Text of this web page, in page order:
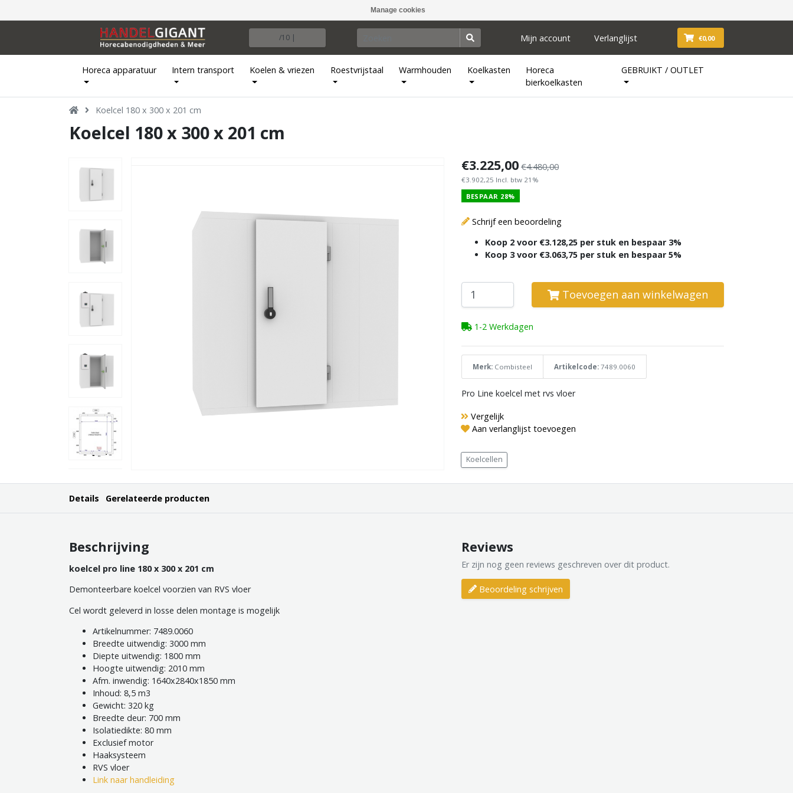
Manage cookies
/10 | Mijn account Verlanglijst €0,00
Horeca apparatuur Intern transport Koelen & vriezen Roestvrijstaal Warmhouden Koelkasten
Horeca
bierkoelkasten
GEBRUIKT / OUTLET
Koelcel 180 x 300 x 201 cm
Koelcel 180 x 300 x 201 cm
€3.225,00 €4.480,00
€3.902,25 Incl. btw 21%
BESPAAR 28%
Schrijf een beoordeling
Koop 2 voor €3.128,25 per stuk en bespaar 3%
Koop 3 voor €3.063,75 per stuk en bespaar 5%
Toevoegen aan winkelwagen
1-2 Werkdagen
Merk: Combisteel Artikelcode: 7489.0060
Pro Line koelcel met rvs vloer
Vergelijk
Aan verlanglijst toevoegen
Koelcellen
Details Gerelateerde producten
Beschrijving
koelcel pro line 180 x 300 x 201 cm
Demonteerbare koelcel voorzien van RVS vloer
Cel wordt geleverd in losse delen montage is mogelijk
Artikelnummer: 7489.0060
Breedte uitwendig: 3000 mm
Diepte uitwendig: 1800 mm
Hoogte uitwendig: 2010 mm
Afm. inwendig: 1640x2840x1850 mm
Inhoud: 8,5 m3
Gewicht: 320 kg
Breedte deur: 700 mm
Isolatiedikte: 80 mm
Exclusief motor
Haaksysteem
RVS vloer
Link naar handleiding
Reviews
Er zijn nog geen reviews geschreven over dit product.
Beoordeling schrijven